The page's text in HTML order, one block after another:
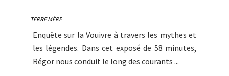
TERRE MÈRE
Enquête sur la Vouivre à travers les mythes et
les légendes. Dans cet exposé de 58 minutes,
Régor nous conduit le long des courants ...